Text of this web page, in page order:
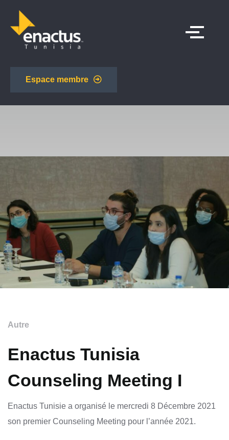
Espace membre
Autre
Enactus Tunisia
Counseling Meeting I
Enactus Tunisie a organisé le mercredi 8 Décembre 2021
son premier Counseling Meeting pour l’année 2021.